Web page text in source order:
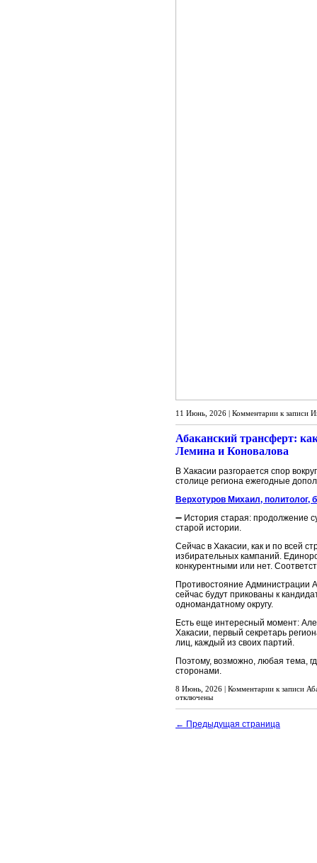
11 Июнь, 2026 | Комментарии к записи
Абаканский трансферт:
Лемина и Коновалова
В Хакасии разгорается спор
столице региона ежегодные
Верхотуров Михаил, политолог,
➖ История старая: продолжение
старой истории.
Сейчас в Хакасии, как и по всей
избирательных кампаний.
конкурентными или нет.
Противостояние Администрации
сейчас будут прикованы к
одномандатному округу.
Есть еще интересный момент:
Хакасии, первый секретарь
лиц, каждый из своих партий.
Поэтому, возможно, любая тема,
сторонами.
8 Июнь, 2026 | Комментарии к записи
отключены
← Предыдущая страница